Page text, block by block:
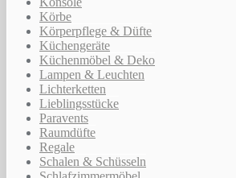
Körbe
Körperpflege & Düfte
Küchengeräte
Küchenmöbel & Deko
Lampen & Leuchten
Lichterketten
Lieblingsstücke
Paravents
Raumdüfte
Regale
Schalen & Schüsseln